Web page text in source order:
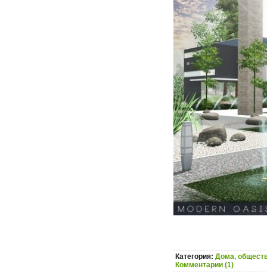
Категория: Дома,
Комментарии (1)